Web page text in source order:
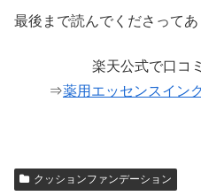
最後まで読んでくださってあ
楽天公式で口コ
⇒薬用エッセンスイン
クッションファンデーション